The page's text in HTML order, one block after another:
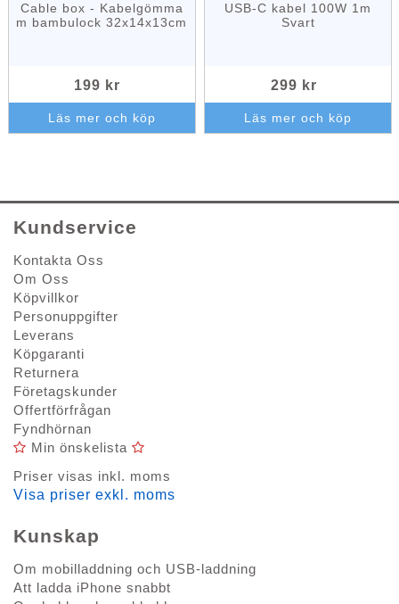
Cable box - Kabelgömma
m bambulock 32x14x13cm
199 kr
Läs mer och köp
USB-C kabel 100W 1m
Svart
299 kr
Läs mer och köp
Kundservice
Kontakta Oss
Om Oss
Köpvillkor
Personuppgifter
Leverans
Köpgaranti
Returnera
Företagskunder
Offertförfrågan
Fyndhörnan
Min önskelista
Priser visas inkl. moms
Visa priser exkl. moms
Kunskap
Om mobilladdning och USB-laddning
Att ladda iPhone snabbt